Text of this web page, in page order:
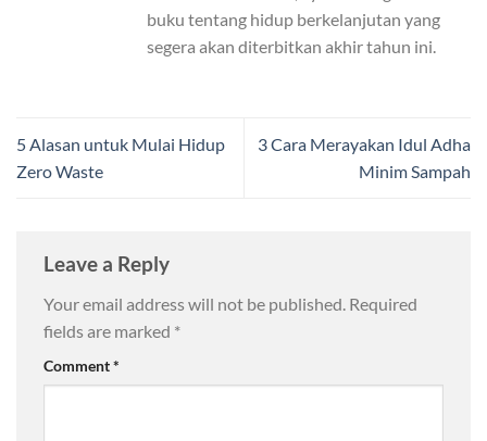
buku tentang hidup berkelanjutan yang
segera akan diterbitkan akhir tahun ini.
5 Alasan untuk Mulai Hidup
Zero Waste
3 Cara Merayakan Idul Adha
Minim Sampah
Leave a Reply
Your email address will not be published. Required
fields are marked *
Comment*